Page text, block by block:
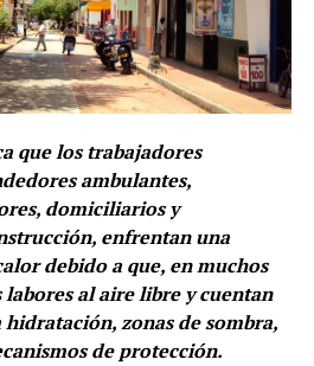
que los trabajadores
ambulantes,
domiciliarios y
enfrentan una
debido a que, en muchos
labores al aire libre y cuentan
zonas de sombra,
de protección.